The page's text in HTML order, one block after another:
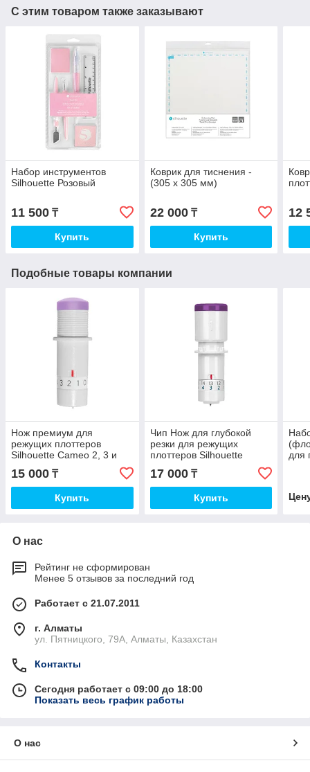
С этим товаром также заказывают
Набор инструментов
Silhouette Розовый
11 500 ₸
Купить
Коврик для тиснения -
(305 x 305 мм)
22 000₸
Купить
12
Подобные товары компании
Нож премиум для
режущих плоттеров
Silhouette Cameo 2, 3 и
15 000 ₸
Купить
Чип Нож для глубокой
резки для режущих
плоттеров Silhouette
Cameo 4 и Portrait 3
17 000₸
Купить
для
О нас
Рейтинг не сформирован
Менее 5 отзывов за последний год
Работает с 21.07.2011
г. Алматы
ул. Пятницкого, 79А, Алматы, Казахстан
Контакты
Сегодня работает с 09:00 до 18:00
Показать весь график работы
О нас